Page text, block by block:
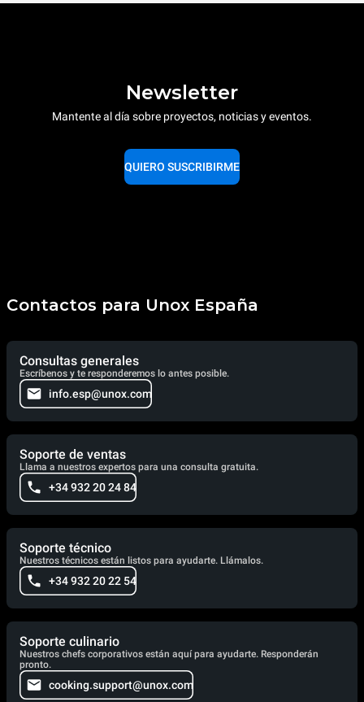
Newsletter
Mantente al día sobre proyectos, noticias y eventos.
QUIERO SUSCRIBIRME
Contactos para Unox España
Consultas generales
Escríbenos y te responderemos lo antes posible.
info.esp@unox.com
Soporte de ventas
Llama a nuestros expertos para una consulta gratuita.
+34 932 20 24 84
Soporte técnico
Nuestros técnicos están listos para ayudarte. Llámalos.
+34 932 20 22 54
Soporte culinario
Nuestros chefs corporativos están aquí para ayudarte. Responderán
pronto.
cooking.support@unox.com